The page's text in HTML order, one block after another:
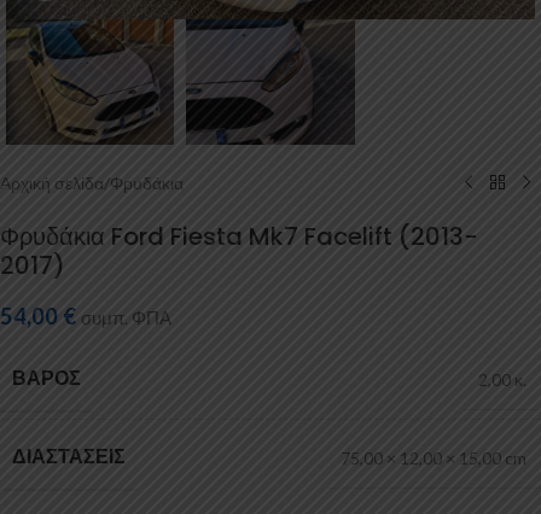
Αρχική σελίδα/Φρυδάκια
Φρυδάκια Ford Fiesta Mk7 Facelift (2013-
2017)
54,00 € συμπ. ΦΠΑ
ΒΆΡΟΣ 2,00 κ.
ΔΙΑΣΤΆΣΕΙΣ 75,00 × 12,00 × 15,00 cm